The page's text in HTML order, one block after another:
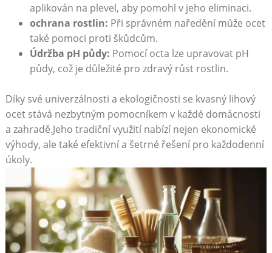
aplikován na plevel, aby pomohl v jeho eliminaci.
ochrana rostlin: Při správném naředění může ocet
také pomoci proti škůdcům.
Údržba pH půdy: Pomocí⁤ octa lze upravovat pH
půdy, což je důležité pro zdravý růst ⁤rostlin.
Díky své univerzálnosti a ekologičnosti se kvasný lihový
ocet​ stává nezbytným pomocníkem v‌ každé domácnosti‌
a zahradě.Jeho tradiční využití nabízí nejen ekonomické
výhody, ale také efektivní a šetrné řešení pro každodenní
úkoly.